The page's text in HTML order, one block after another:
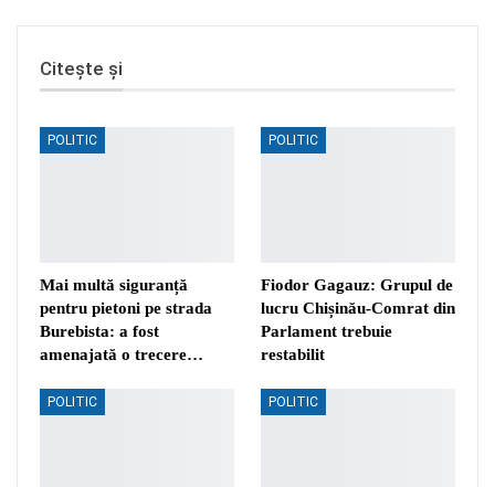
Citește și
POLITIC
Mai multă siguranță
pentru pietoni pe strada
Burebista: a fost
amenajată o trecere…
POLITIC
Fiodor Gagauz: Grupul de
lucru Chișinău-Comrat din
Parlament trebuie
restabilit
POLITIC POLITIC